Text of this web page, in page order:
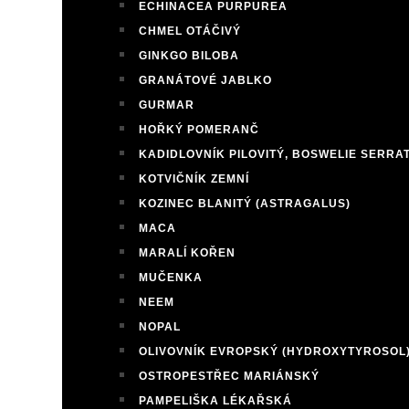
ECHINACEA PURPUREA
CHMEL OTÁČIVÝ
GINKGO BILOBA
GRANÁTOVÉ JABLKO
GURMAR
HOŘKÝ POMERANČ
KADIDLOVNÍK PILOVITÝ, BOSWELIE
KOTVIČNÍK ZEMNÍ
KOZINEC BLANITÝ (ASTRAGALUS)
MACA
MARALÍ KOŘEN
MUČENKA
NEEM
NOPAL
OLIVOVNÍK EVROPSKÝ
OSTROPESTŘEC MARIÁNSKÝ
PAMPELIŠKA LÉKAŘSKÁ